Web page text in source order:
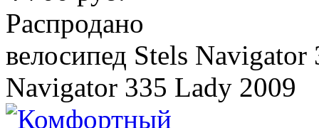
Распродано
велосипед Stels
Navigator 335 Lady 2009